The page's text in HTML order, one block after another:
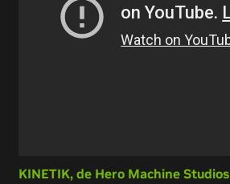
KINETIK, de Hero Machine Studios